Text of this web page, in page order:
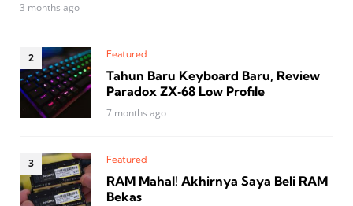
3 months ago
Featured
Tahun Baru Keyboard Baru, Review
Paradox ZX‑68 Low Profile
7 months ago
Featured
RAM Mahal! Akhirnya Saya Beli RAM
Bekas